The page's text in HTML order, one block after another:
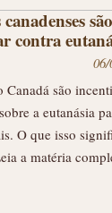
contra
Canadá são
a eutanásia
O que isso
a matéria